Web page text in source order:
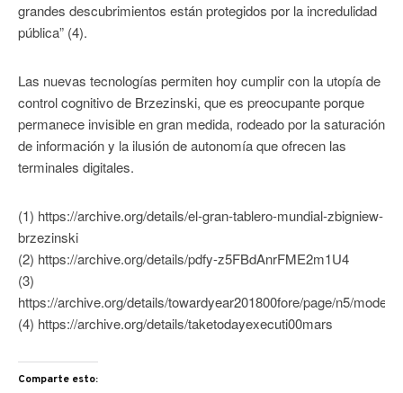
grandes descubrimientos están protegidos por la incredulidad
pública” (4).
Las nuevas tecnologías permiten hoy cumplir con la utopía de
control cognitivo de Brzezinski, que es preocupante porque
permanece invisible en gran medida, rodeado por la saturación
de información y la ilusión de autonomía que ofrecen las
terminales digitales.
(1) https://archive.org/details/el-gran-tablero-mundial-zbigniew-
brzezinski
(2) https://archive.org/details/pdfy-z5FBdAnrFME2m1U4
(3)
https://archive.org/details/towardyear201800fore/page/n5/mode/
(4) https://archive.org/details/taketodayexecuti00mars
Comparte esto: